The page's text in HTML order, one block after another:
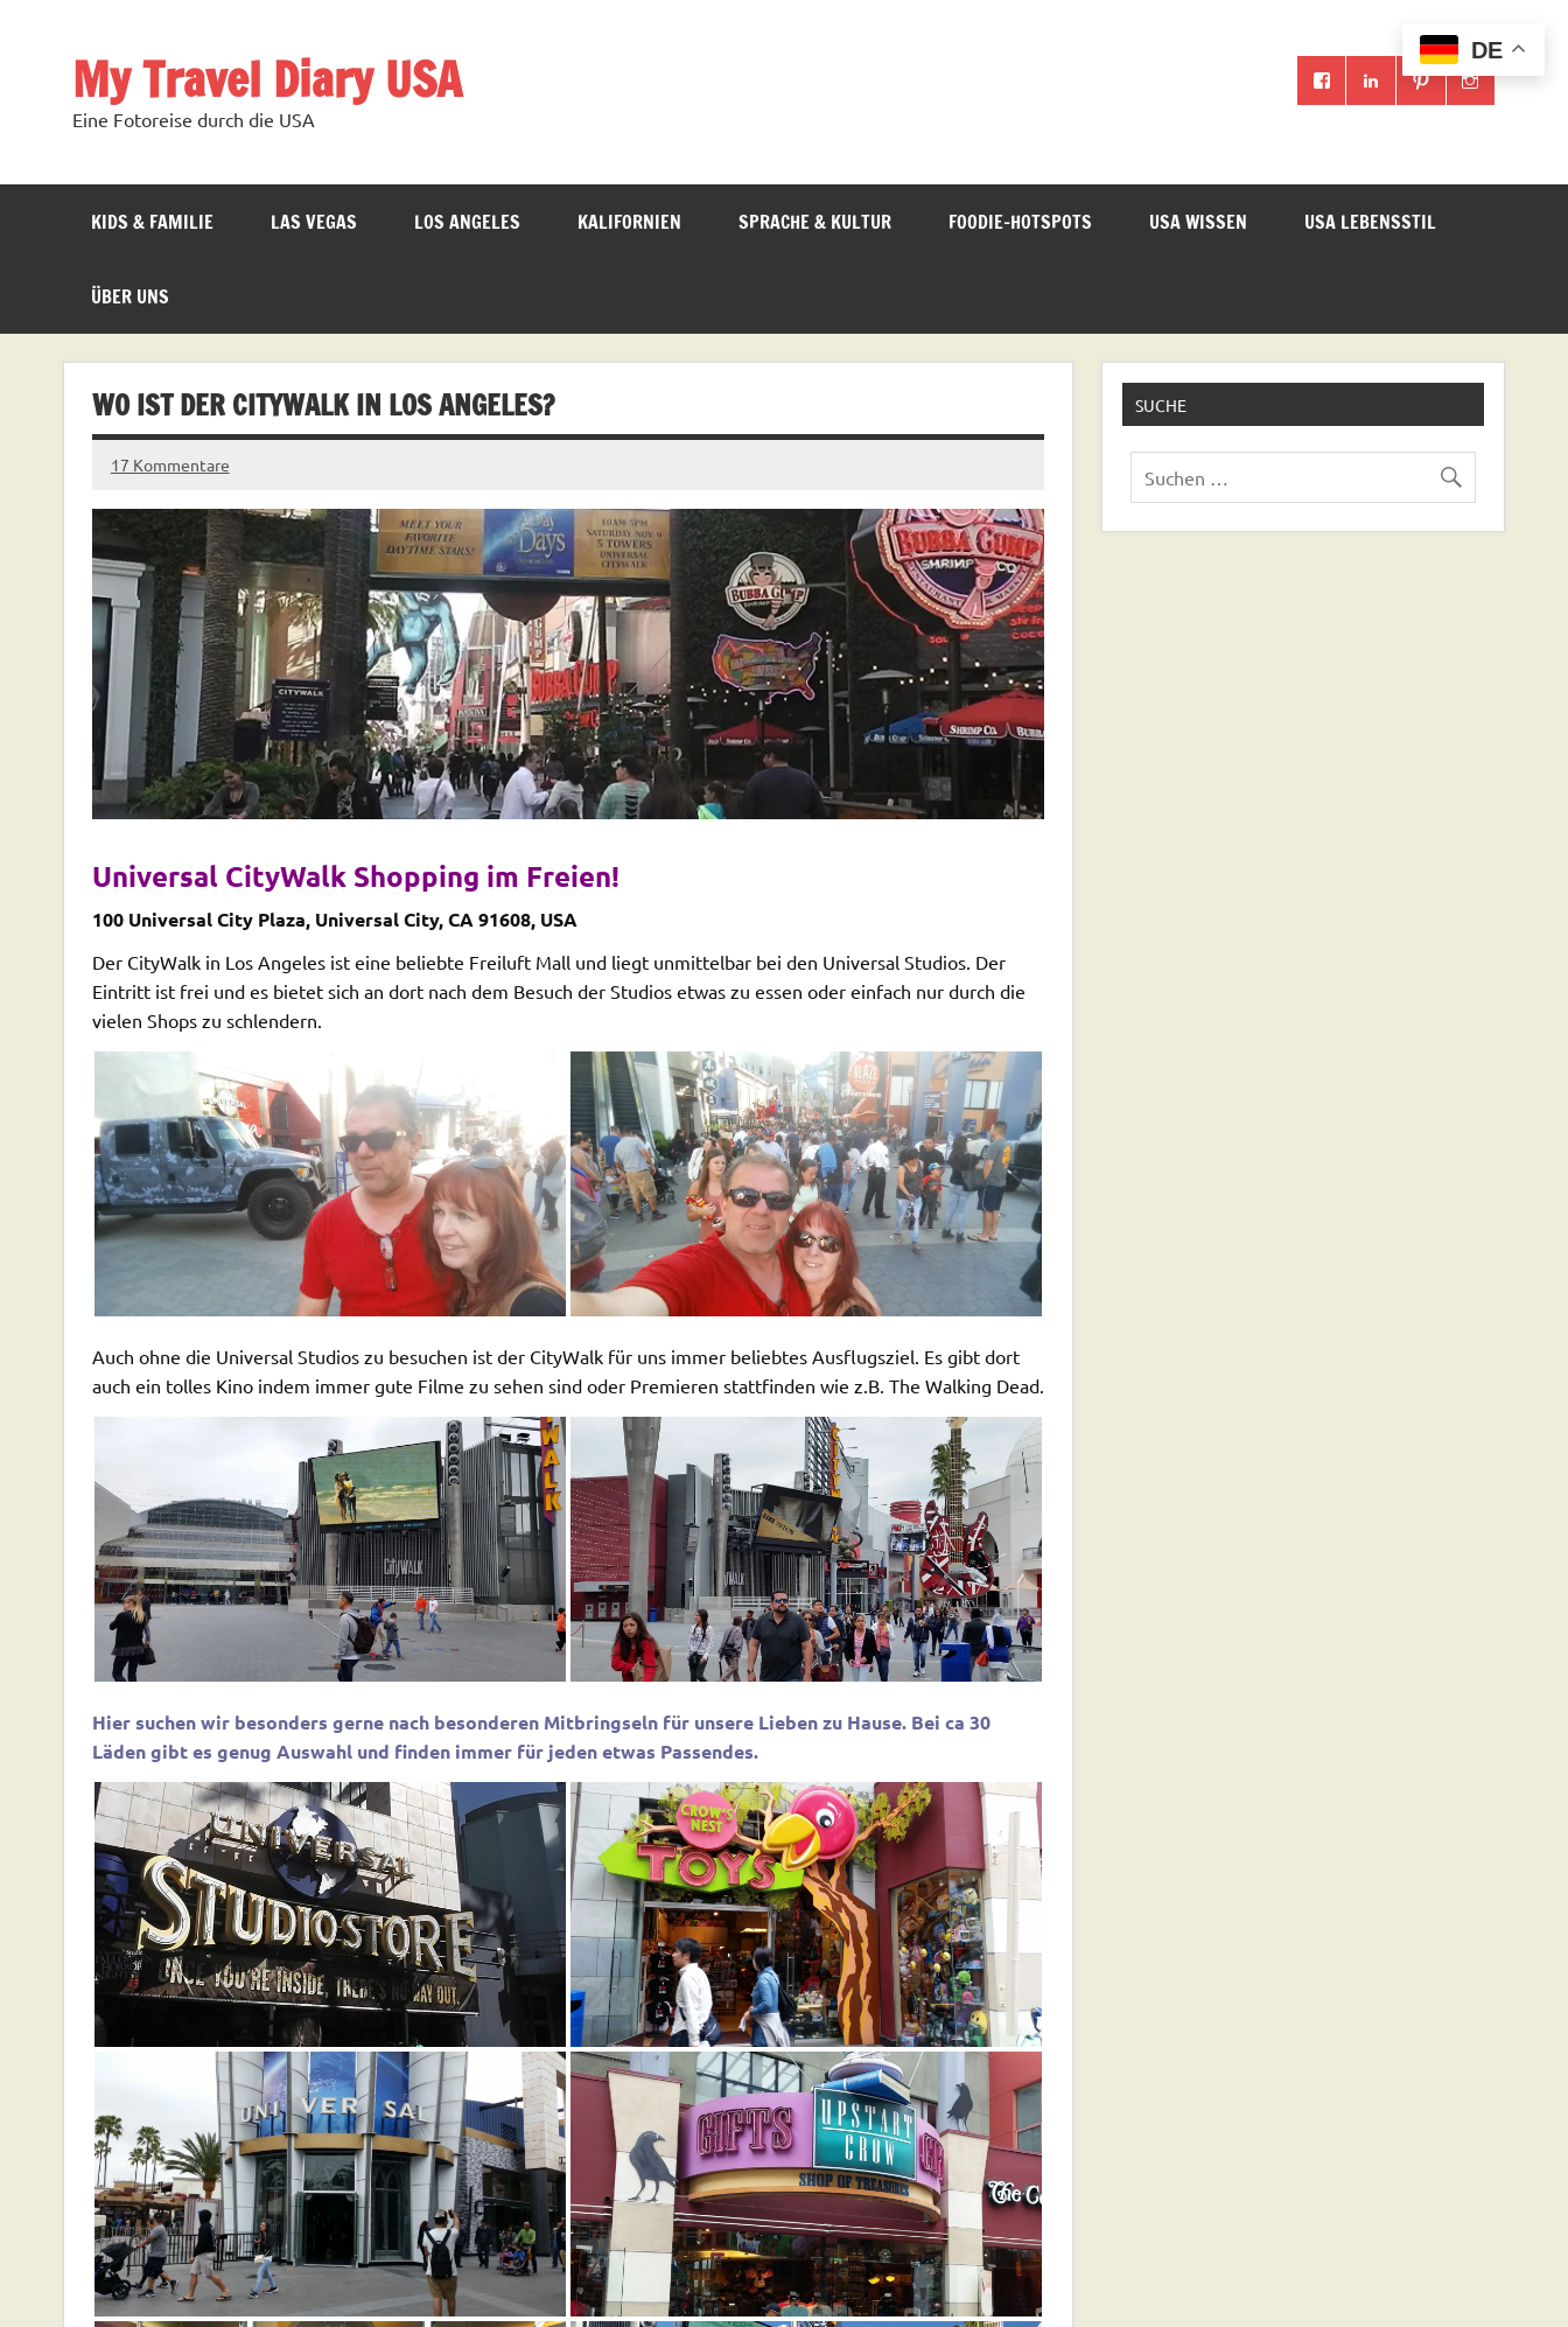
My Travel Diary USA
Eine Fotoreise durch die USA
KIDS & FAMILIE LAS VEGAS LOS ANGELES KALIFORNIEN SPRACHE & KULTUR FOODIE-HOTSPOTS USA WISSEN USA LEBENSSTIL
ÜBER UNS
WO IST DER CITYWALK IN LOS ANGELES?
17 Kommentare
Universal CityWalk Shopping im Freien!
100 Universal City Plaza, Universal City, CA 91608, USA
Der CityWalk in Los Angeles ist eine beliebte Freiluft Mall und liegt unmittelbar bei den Universal Studios. Der
Eintritt ist frei und es bietet sich an dort nach dem Besuch der Studios etwas zu essen oder einfach nur durch die
vielen Shops zu schlendern.
Auch ohne die Universal Studios zu besuchen ist der CityWalk für uns immer beliebtes Ausflugsziel. Es gibt dort
auch ein tolles Kino indem immer gute Filme zu sehen sind oder Premieren stattfinden wie z.B. The Walking Dead.
Hier suchen wir besonders gerne nach besonderen Mitbringseln für unsere Lieben zu Hause. Bei ca 30
Läden gibt es genug Auswahl und finden immer für jeden etwas Passendes.
SUCHE
DE